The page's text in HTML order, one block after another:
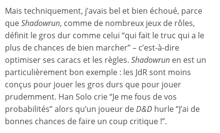
Mais techniquement, j’avais bel et bien échoué, parce
queShadowrun, comme de nombreux jeux de rôles,
définit le gros dur comme celui “qui fait le truc qui a le
plus de chances de bien marcher” – c’est-à-dire
optimiser ses caracs et les règles. Shadowrun en est un
particulièrement bon exemple : les JdR sont moins
conçus pour jouer les gros durs que pour jouer
prudemment. Han Solo crie “Je me fous de vos
probabilités” alors qu’un joueur deD&D hurle “J’ai de
bonnes chances de faire un coup critique !”.